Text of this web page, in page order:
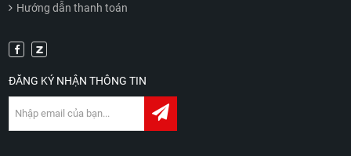
Hướng dẫn thanh toán
ĐĂNG KÝ NHẬN THÔNG TIN